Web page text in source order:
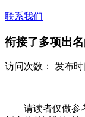
联系我们
衔接了多项出
访问次数： 发布时
请读者仅做参考